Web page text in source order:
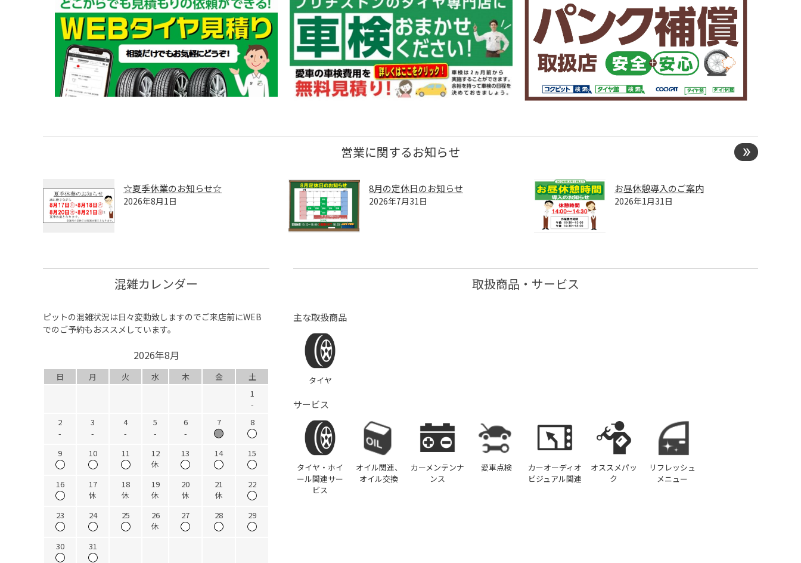
営業に関するお知らせ
☆夏季休業のお知らせ☆
2026年8月1日
8月の定休日のお知らせ
2026年7月31日
お昼休憩導入のご案内
2026年1月31日
混雑カレンダー
ピットの混雑状況は日々変動致しますのでご来店前にWEB
でのご予約もおススメしています。
2026年8月
日 月 火 水 木 金
土
1
-
2
-
3
-
4
-
5
-
6
-
7 8
9 10 11
12
休
13 14 15
16
17
休
18
休
19
休
20
休
21
休
22
23 24 25
26
休
27 28 29
30 31
取扱商品・サービス
主な取扱商品
タイヤ
サービス
タイヤ・ホイ
ール関連サー
ビス
オイル関連、
オイル交換
カーメンテンナ
ンス
愛車点検
カーオーディオ
ビジュアル関連
オススメパッ
ク
リフレッシュ
メニュー